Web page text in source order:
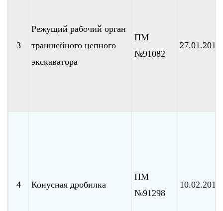
3
Режущий рабочий орган
траншейного цепного
экскаватора
ПМ
№91082
27.01.2010
4 Конусная дробилка
ПМ
№91298
10.02.2010